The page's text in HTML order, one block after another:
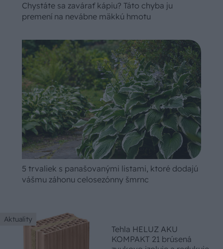
Chystáte sa zavárať kápiu? Táto chyba ju
premení na nevábne mäkkú hmotu
5 trvaliek s panašovanými listami, ktoré dodajú
vášmu záhonu celosezónny šmrnc
Aktuality
Tehla HELUZ AKU
KOMPAKT 21 brúsená